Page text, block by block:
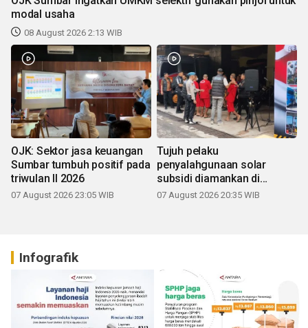
modal usaha
08 August 2026 2:13 WIB
OJK: Sektor jasa keuangan
Sumbar tumbuh positif pada
triwulan II 2026
07 August 2026 23:05 WIB
Tujuh pelaku
penyalahgunaan solar
subsidi diamankan di
Sumbar
07 August 2026 20:35 WIB
Infografik